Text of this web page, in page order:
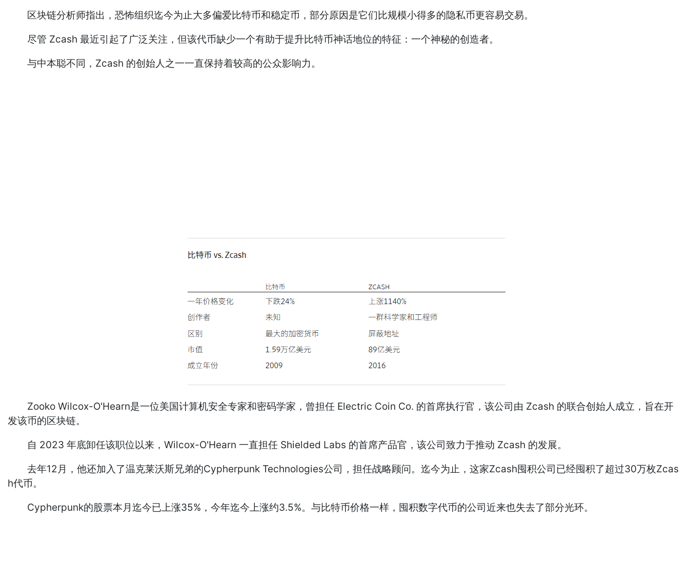
区块链分析师指出，恐怖组织迄今为止大多偏爱比特币和稳定币，部分原因是它们比规模小得多的隐私币更容易交易。
尽管 Zcash 最近引起了广泛关注，但该代币缺少一个有助于提升比特币神话地位的特征：一个神秘的创造者。
与中本聪不同，Zcash 的创始人之一一直保持着较高的公众影响力。
Zooko Wilcox-O'Hearn是一位美国计算机安全专家和密码学家，曾担任 Electric Coin Co. 的首席执行官，该公司由 Zcash 的联合创始人成立，旨在开
发该币的区块链。
自 2023 年底卸任该职位以来，Wilcox-O'Hearn 一直担任 Shielded Labs 的首席产品官，该公司致力于推动 Zcash 的发展。
去年12月，他还加入了温克莱沃斯兄弟的Cypherpunk Technologies公司，担任战略顾问。迄今为止，这家Zcash囤积公司已经囤积了超过30万枚Zcas
h代币。
Cypherpunk的股票本月迄今已上涨35%，今年迄今上涨约3.5%。与比特币价格一样，囤积数字代币的公司近来也失去了部分光环。